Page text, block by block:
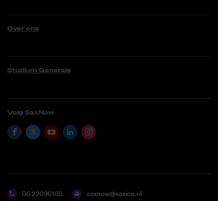
Over ons
Studium Generale
Volg SaxNow
06 22096165 saxnow@saxion.nl